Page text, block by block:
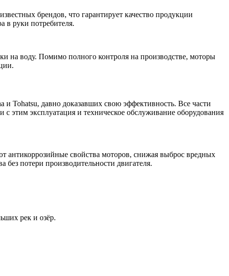
брендов, что гарантирует качество продукции
в руки потребителя.
на воду. Помимо полного контроля на производстве, моторы
и Tohatsu, давно доказавших свою эффективность. Все части
этим эксплуатация и техническое обслуживание оборудования
антикоррозийные свойства моторов, снижая выброс вредных
потери производительности двигателя.
рек и озёр.